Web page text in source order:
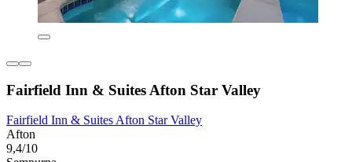
Fairfield Inn & Suites Afton Star Valley
Fairfield Inn & Suites Afton Star Valley
Afton
9,4/10